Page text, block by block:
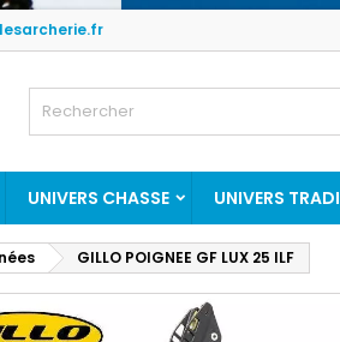
UNIVERS CHASSE UNIVERS TRADI
GILLO POIGNEE GF LUX 25 ILF